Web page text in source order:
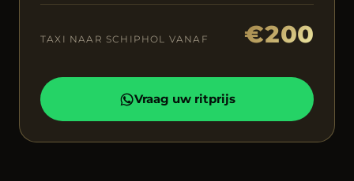
TAXI NAAR SCHIPHOL VANAF €200
Vraag uw ritprijs